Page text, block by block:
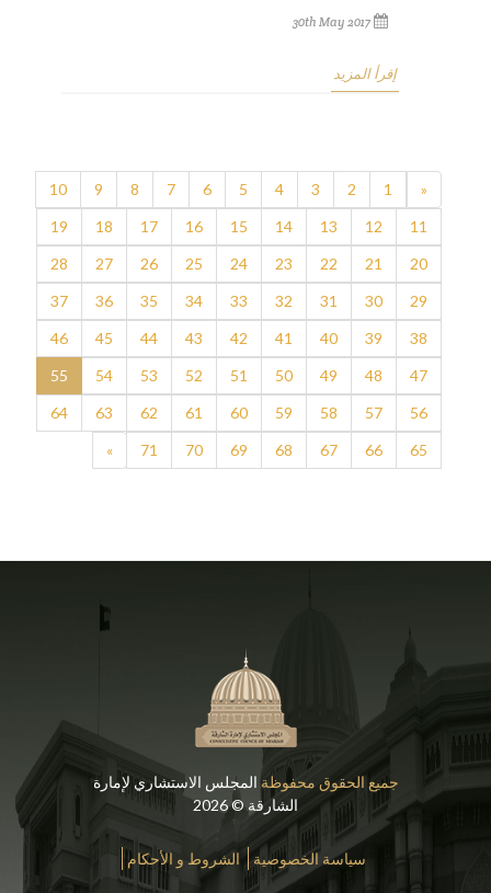
30th May 2017
إقرأ المزيد
«
1
2
3
4
5
6
7
8
9
10
11
12
13
14
15
16
17
18
19
20
21
22
23
24
25
26
27
28
29
30
31
32
33
34
35
36
37
38
39
40
41
42
43
44
45
46
47
48
49
50
51
52
53
54
55
56
57
58
59
60
61
62
63
64
65
66
67
68
69
70
71
»
جميع الحقوق محفوظة المجلس الاستشاري لإمارة
الشارقة © 2026
سياسة الخصوصية الشروط و الأحكام